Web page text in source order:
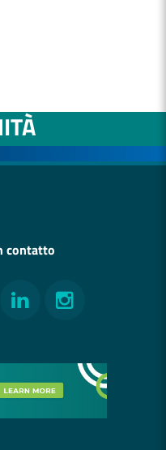
contatto
LinkedInInstagram